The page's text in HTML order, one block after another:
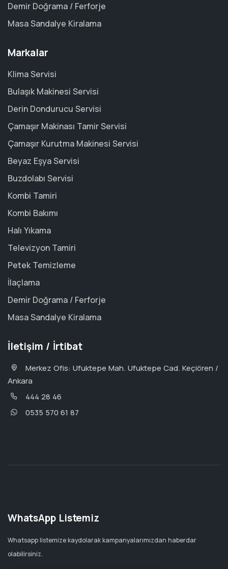
Demir Doğrama / Ferforje
Masa Sandalye Kiralama
Markalar
Klima Servisi
Bulaşık Makinesi Servisi
Derin Dondurucu Servisi
Çamaşır Makinası Tamir Servisi
Çamaşır Kurutma Makinesi Servisi
Beyaz Eşya Servisi
Buzdolabı Servisi
Kombi Tamiri
Kombi Bakımı
Halı Yıkama
Televizyon Tamiri
Petek Temizleme
İlaçlama
Demir Doğrama / Ferforje
Masa Sandalye Kiralama
İletişim / İrtibat
Merkez Ofis: Ufuktepe Mah. Ufuktepe Cad. Keçiören /
Ankara
444 28 46
0535 570 61 87
WhatsApp Listemiz
Whatsapp listemize kaydolarak kampanyalarımızdan haberdar
olabilirsiniz.